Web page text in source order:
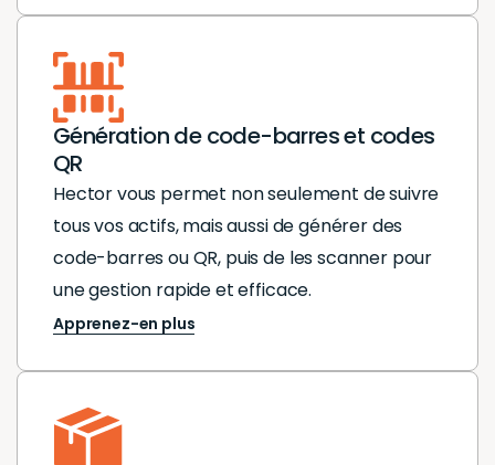
Génération de code-barres et codes
QR
Hector vous permet non seulement de suivre
tous vos actifs, mais aussi de générer des
code-barres ou QR, puis de les scanner pour
une gestion rapide et efficace.
Apprenez-en plus